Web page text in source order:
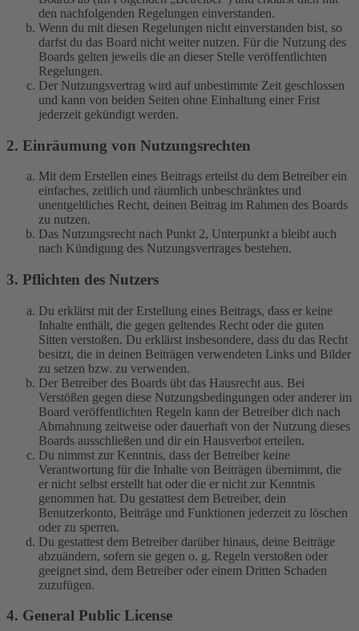
den nachfolgenden Regelungen einverstanden.
Wenn du mit diesen Regelungen nicht einverstanden bist, so
darfst du das Board nicht weiter nutzen. Für die Nutzung des
Boards gelten jeweils die an dieser Stelle veröffentlichten
Regelungen.
Der Nutzungsvertrag wird auf unbestimmte Zeit geschlossen
und kann von beiden Seiten ohne Einhaltung einer Frist
jederzeit gekündigt werden.
2. Einräumung von Nutzungsrechten
Mit dem Erstellen eines Beitrags erteilst du dem Betreiber ein
einfaches, zeitlich und räumlich unbeschränktes und
unentgeltliches Recht, deinen Beitrag im Rahmen des Boards
zu nutzen.
Das Nutzungsrecht nach Punkt 2, Unterpunkt a bleibt auch
nach Kündigung des Nutzungsvertrages bestehen.
3. Pflichten des Nutzers
Du erklärst mit der Erstellung eines Beitrags, dass er keine
Inhalte enthält, die gegen geltendes Recht oder die guten
Sitten verstoßen. Du erklärst insbesondere, dass du das Recht
besitzt, die in deinen Beiträgen verwendeten Links und Bilder
zu setzen bzw. zu verwenden.
Der Betreiber des Boards übt das Hausrecht aus. Bei
Verstößen gegen diese Nutzungsbedingungen oder anderer im
Board veröffentlichten Regeln kann der Betreiber dich nach
Abmahnung zeitweise oder dauerhaft von der Nutzung dieses
Boards ausschließen und dir ein Hausverbot erteilen.
Du nimmst zur Kenntnis, dass der Betreiber keine
Verantwortung für die Inhalte von Beiträgen übernimmt, die
er nicht selbst erstellt hat oder die er nicht zur Kenntnis
genommen hat. Du gestattest dem Betreiber, dein
Benutzerkonto, Beiträge und Funktionen jederzeit zu löschen
oder zu sperren.
Du gestattest dem Betreiber darüber hinaus, deine Beiträge
abzuändern, sofern sie gegen o. g. Regeln verstoßen oder
geeignet sind, dem Betreiber oder einem Dritten Schaden
zuzufügen.
4. General Public License